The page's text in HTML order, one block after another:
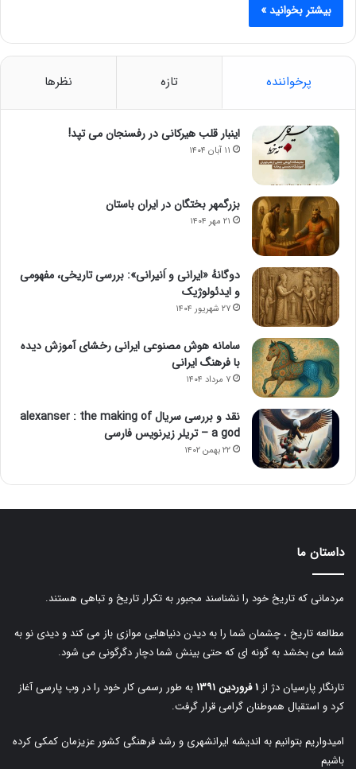
بیشتر بخوانید »
پرخواننده تازه نظرها
اینبار قلب هیرکانی در رفسنجان می تپد!
۱۱ آبان ۱۴۰۴
بزرگمهر بختگان در ایران باستان
۲۱ مهر ۱۴۰۴
دوگانهٔ «ایرانی و اَنیرانی»: بررسی تاریخی، مفهومی
و ایدئولوژیک
۲۷ شهریور ۱۴۰۴
سامانه هوش مصنوعی ایرانی رخشای آموزش دیده
با فرهنگ ایرانی
۷ مرداد ۱۴۰۴
نقد و بررسی سریال alexanser : the making of
a god – تریلر زیرنویس فارسی
۲۲ بهمن ۱۴۰۲
داستان ما
مردمانی که تاریخ خود را نشناسند مجبور به تکرار تاریخ و تباهی هستند.
مطالعه تاریخ ، چشمان شما را به دیدن دنیاهایی موازی باز می کند و دیدی نو به
شما می بخشد به گونه ای که حتی بینش شما دچار دگرگونی می شود.
تارنگار پارسیان دژ از ۱ فروردین ۱۳۹۱
به طور رسمی کار خود را در وب پارسی آغاز
کرد و استقبال هموطنان گرامی قرار گرفت.
امیدواریم بتوانیم به اندیشه ایرانشهری و رشد فرهنگی کشور عزیزمان کمکی کرده
باشیم